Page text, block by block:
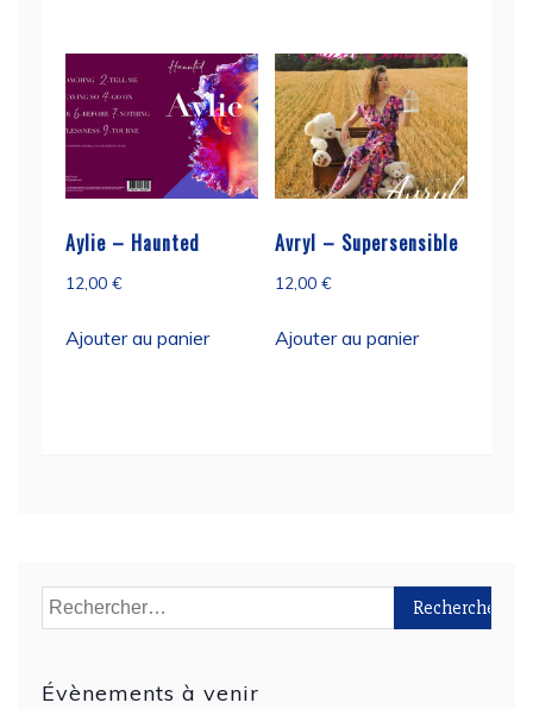
Aylie – Haunted
12,00 €
Ajouter au panier
Avryl – Supersensible
12,00 €
Ajouter au panier
Rechercher :
Évènements à venir